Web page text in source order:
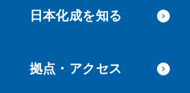
日本化成を知る
拠点・アクセス